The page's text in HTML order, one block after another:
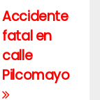
Accidente
fatal en
calle
Pilcomayo